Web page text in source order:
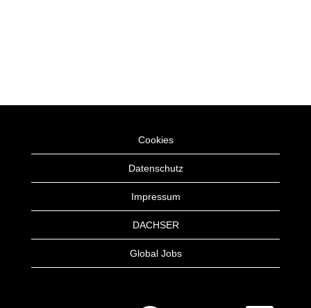
Cookies
Datenschutz
Impressum
DACHSER
Global Jobs